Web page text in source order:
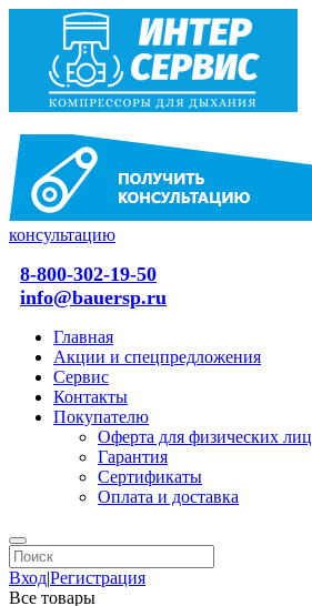
консультацию
8-800-302-19-50
info@bauersp.ru
Главная
Акции и спецпредложения
Сервис
Контакты
Покупателю
Оферта для физических лиц
Гарантия
Сертификаты
Оплата и доставка
Вход|Регистрация
Все товары